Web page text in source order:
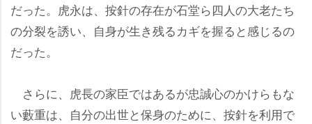
だった。虎永は、按針の存在が石堂ら四人の大老たち
の分裂を誘い、自身が生き残るカギを握ると感じるの
だった。
さらに、虎長の家臣ではあるが忠誠心のかけらもな
い藪重は、自分の出世と保身のために、按針を利用で